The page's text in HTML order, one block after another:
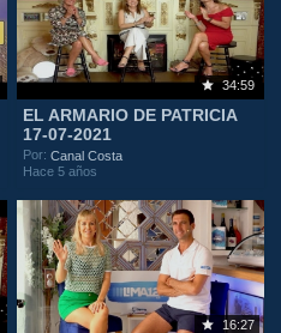
34:59
EL ARMARIO DE PATRICIA
17-07-2021
Por:Canal Costa
Hace 5 años
16:27